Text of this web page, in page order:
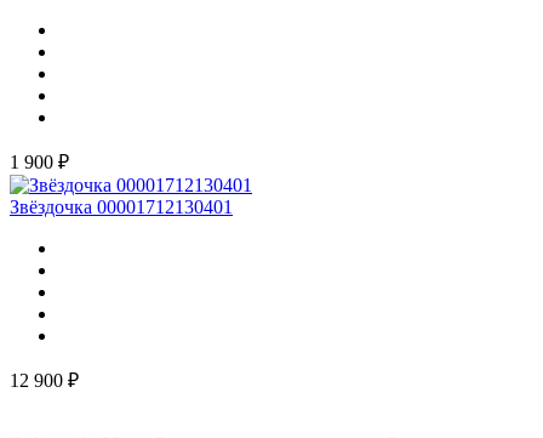
1 900 ₽
Звёздочка 00001712130401
12 900 ₽